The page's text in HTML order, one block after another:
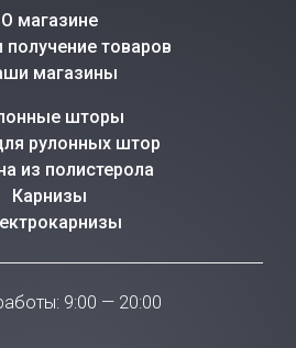
О магазине
получение товаров
магазины
шторы
рулонных штор
из полистерола
Карнизы
9:00 — 20:00